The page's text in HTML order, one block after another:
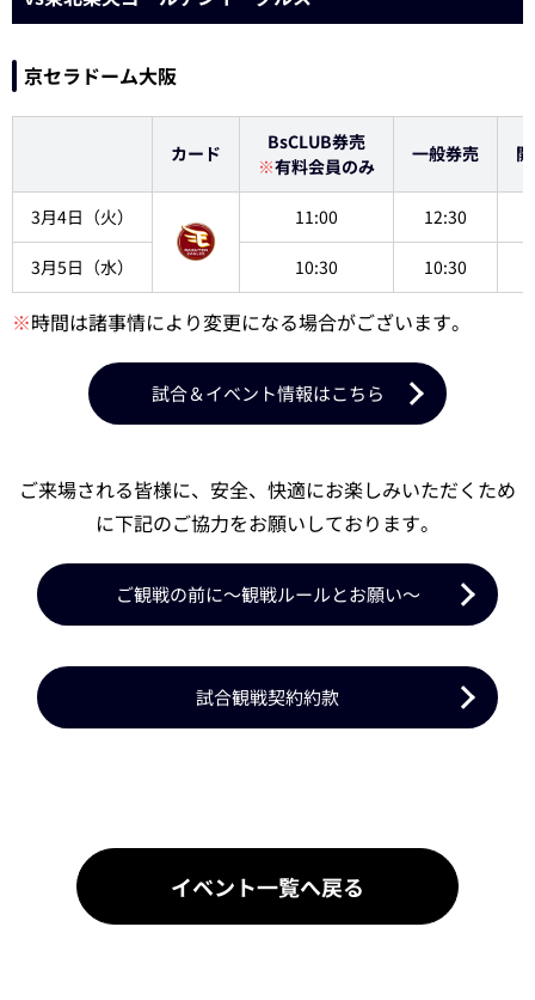
京セラドーム大阪
カード
BsCLUB券売
※有料会員のみ
一般券売
3月4日（火） 11:00 12:30
3月5日（水） 10:30 10:30
※時間は諸事情により変更になる場合がございます。
試合＆イベント情報はこちら
ご来場される皆様に、安全、快適にお楽しみいただくため
に下記のご協力をお願いしております。
ご観戦の前に～観戦ルールとお願い～
試合観戦契約約款
イベント一覧へ戻る